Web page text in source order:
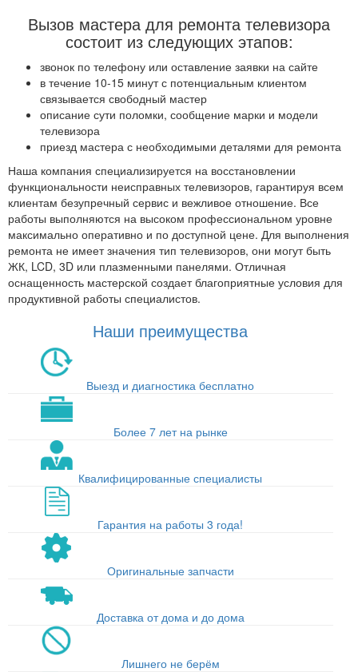
Вызов мастера для ремонта телевизора
состоит из следующих этапов:
звонок по телефону или оставление заявки на сайте
в течение 10-15 минут с потенциальным клиентом
связывается свободный мастер
описание сути поломки, сообщение марки и модели
телевизора
приезд мастера с необходимыми деталями для ремонта
Наша компания специализируется на восстановлении
функциональности неисправных телевизоров, гарантируя всем
клиентам безупречный сервис и вежливое отношение. Все
работы выполняются на высоком профессиональном уровне
максимально оперативно и по доступной цене. Для выполнения
ремонта не имеет значения тип телевизоров, они могут быть
ЖК, LCD, 3D или плазменными панелями. Отличная
оснащенность мастерской создает благоприятные условия для
продуктивной работы специалистов.
Наши преимущества
Выезд и диагностика бесплатно
Более 7 лет на рынке
Квалифицированные специалисты
Гарантия на работы 3 года!
Оригинальные запчасти
Доставка от дома и до дома
Лишнего не берём